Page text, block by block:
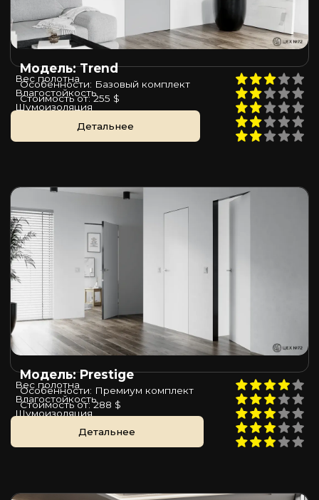
Модель: Trend
Особенности: Базовый комплект
Стоимость от: 255 $
Детальнее
Вес полотна
Влагостойкость
Шумоизоляция
Пожаростойкость
Модель: Prestige
Особенности: Премиум комплект
Стоимость от: 288 $
Детальнее
Вес полотна
Влагостойкость
Шумоизоляция
Пожаростойкость